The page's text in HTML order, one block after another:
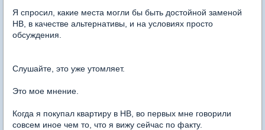
Я спросил, какие места могли бы быть достойной заменой
НВ, в качестве альтернативы, и на условиях просто
обсуждения.
Слушайте, это уже утомляет.
Это мое мнение.
Когда я покупал квартиру в НВ, во первых мне говорили
совсем иное чем то, что я вижу сейчас по факту.